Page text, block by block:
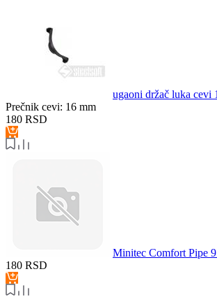
ugaoni držač luka cevi
Prečnik cevi: 16 mm
180 RSD
Minitec Comfort Pipe
180 RSD